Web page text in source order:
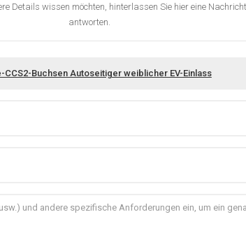
Details wissen möchten, hinterlassen Sie hier eine
antworten.
Buchsen Autoseitiger weiblicher EV-Einlass